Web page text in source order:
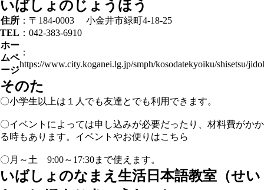
いばしょのじょうほう
住所 ：〒184-0003 小金井市緑町4-18-25
TEL ：042-383-6910
ホー
ムペ
ージ
：
https://www.city.koganei.lg.jp/smph/kosodatekyoiku/shisetsu/
そのた
〇小学生以上は１人でも友達とでも利用できます。
〇イベントによっては申し込みが必要だったり、材料費がかか
る時もあります。イベントやお便りはこちら
〇月～土 9:00～17:30まで使えます。
いばしょのなまえ 生活日本語教室（せい